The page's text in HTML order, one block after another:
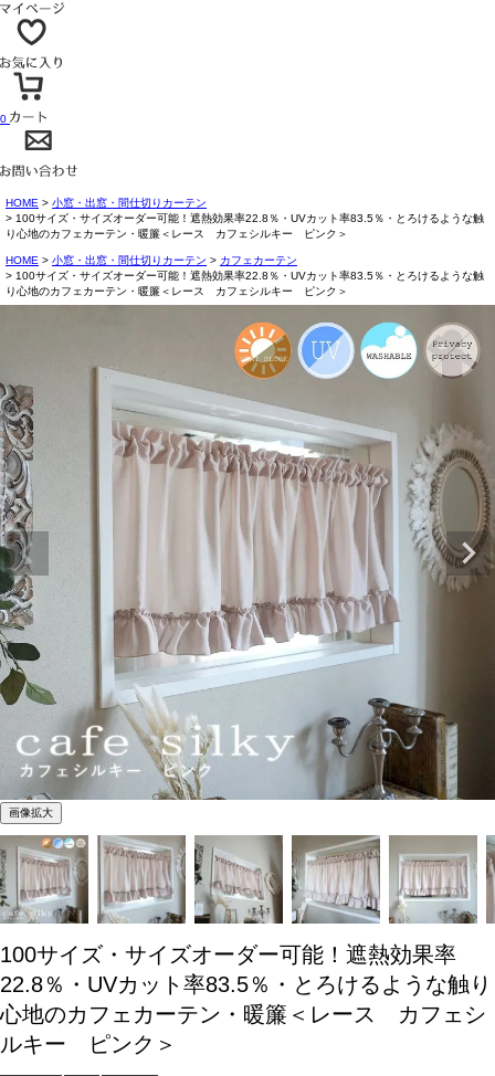
0
HOME
小窓・出窓・間仕切りカーテン
100サイズ・サイズオーダー可能！遮熱効果率22.8％・UVカット率83.5％・とろけるような触
り心地のカフェカーテン・暖簾＜レース カフェシルキー ピンク＞
HOME 小窓・出窓・間仕切りカーテン
カフェカーテン
100サイズ・サイズオーダー可能！遮熱効果率22.8％・UVカット率83.5％・とろけるような触
り心地のカフェカーテン・暖簾＜レース カフェシルキー ピンク＞
画像拡大
100サイズ・サイズオーダー可能！遮熱効果率
22.8％・UVカット率83.5％・とろけるような触り
心地のカフェカーテン・暖簾＜レース カフェシ
ルキー ピンク＞